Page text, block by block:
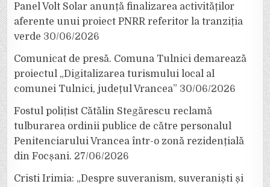
Panel Volt Solar anunță finalizarea activităților
aferente unui proiect PNRR referitor la tranziția
verde 30/06/2026
Comunicat de presă. Comuna Tulnici demarează
proiectul „Digitalizarea turismului local al
comunei Tulnici, județul Vrancea” 30/06/2026
Fostul polițist Cătălin Stegărescu reclamă
tulburarea ordinii publice de către personalul
Penitenciarului Vrancea într-o zonă rezidențială
din Focșani. 27/06/2026
Cristi Irimia: „Despre suveranism, suveraniști și